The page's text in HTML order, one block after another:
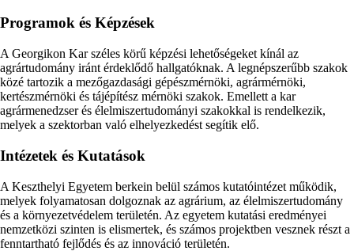
Programok és Képzések
A Georgikon Kar széles körű képzési lehetőségeket kínál az
agrártudomány iránt érdeklődő hallgatóknak. A legnépszerűbb szakok
közé tartozik a mezőgazdasági gépészmérnöki, agrármérnöki,
kertészmérnöki és tájépítész mérnöki szakok. Emellett a kar
agrármenedzser és élelmiszertudományi szakokkal is rendelkezik,
melyek a szektorban való elhelyezkedést segítik elő.
Intézetek és Kutatások
A Keszthelyi Egyetem berkein belül számos kutatóintézet működik,
melyek folyamatosan dolgoznak az agrárium, az élelmiszertudomány
és a környezetvédelem területén. Az egyetem kutatási eredményei
nemzetközi szinten is elismertek, és számos projektben vesznek részt a
fenntartható fejlődés és az innováció területén.